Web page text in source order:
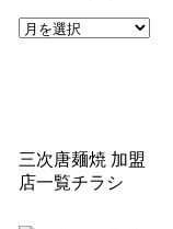
ア
三次唐麺焼 加盟
店一覧チラシ